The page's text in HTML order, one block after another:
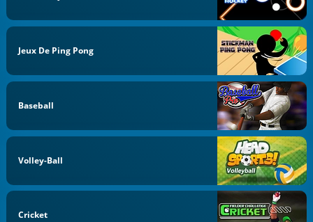
Jeux De Ping Pong
Baseball
Volley-Ball
Cricket